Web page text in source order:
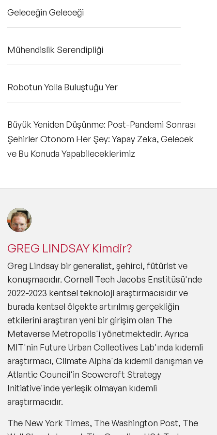
Geleceğin Geleceği
Mühendislik Serendipliği
Robotun Yolla Buluştuğu Yer
Büyük Yeniden Düşünme: Post-Pandemi Sonrası
Şehirler Otonom Her Şey: Yapay Zeka, Gelecek
ve Bu Konuda Yapabileceklerimiz
GREG LINDSAY Kimdir?
Greg Lindsay bir generalist, şehirci, fütürist ve
konuşmacıdır. Cornell Tech Jacobs Enstitüsü'nde
2022-2023 kentsel teknoloji araştırmacısıdır ve
burada kentsel ölçekte artırılmış gerçekliğin
etkilerini araştıran yeni bir girişim olan The
Metaverse Metropolis'i yönetmektedir. Ayrıca
MIT'nin Future Urban Collectives Lab'ında kıdemli
araştırmacı, Climate Alpha'da kıdemli danışman ve
Atlantic Council'in Scowcroft Strategy
Initiative'inde yerleşik olmayan kıdemli
araştırmacıdır.
The New York Times, The Washington Post, The